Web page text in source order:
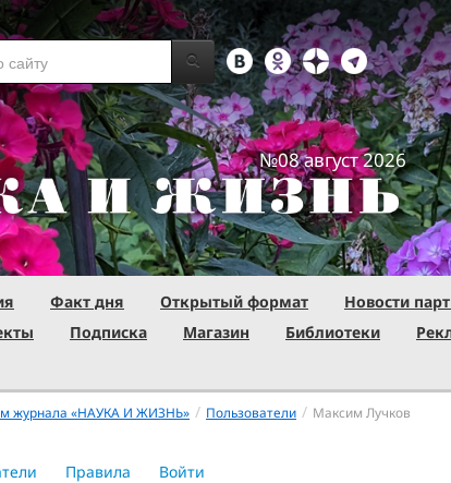
№08 август 2026
Факт дня Открытый формат
Новости
Подписка Магазин Библиотеки
журнала «НАУКА И ЖИЗНЬ» / Пользователи / Максим Лучков
Правила Войти